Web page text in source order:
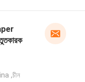
,চীন